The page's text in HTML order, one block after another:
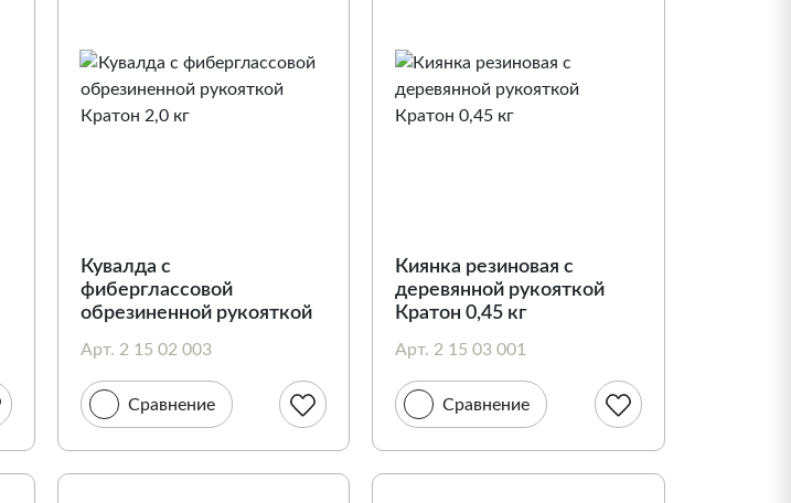
Кувалда c
фиберглассовой
обрезиненной рукояткой
Арт. 2 15 02 003
Сравнение
Киянка резиновая с
деревянной рукояткой
Кратон 0,45 кг
Арт. 2 15 03 001
Сравнение